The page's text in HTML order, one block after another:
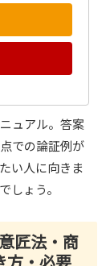
ュアル。答案
での論証例が
い人に向きま
しょう。
匠法・商